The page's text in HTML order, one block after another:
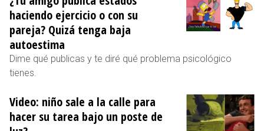
haciendo ejercicio o con su
pareja? Quizá tenga baja
autoestima
Dime qué publicas y te diré qué problema psicológico
tienes.
Video: niño sale a la calle para
hacer su tarea bajo un poste de